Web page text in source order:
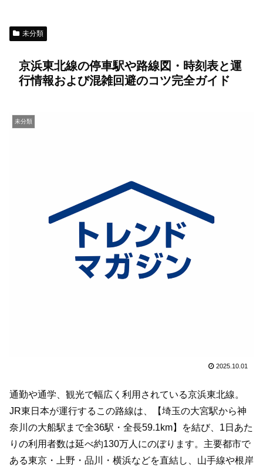
未分類
京浜東北線の停車駅や路線図・時刻表と運
行情報および混雑回避のコツ完全ガイド
未分類
2025.10.01
通勤や通学、観光で幅広く利用されている京浜東北線。
JR東日本が運行するこの路線は、【埼玉の大宮駅から神
奈川の大船駅まで全36駅・全長59.1km】を結び、1日あた
りの利用者数は延べ約130万人にのぼります。主要都市で
ある東京・上野・品川・横浜などを直結し、山手線や根岸